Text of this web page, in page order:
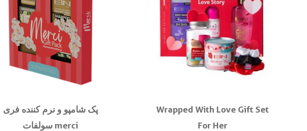
پک شامپو و نرم کننده فری
سولفات merci
Wrapped With Love Gift Set
For Her